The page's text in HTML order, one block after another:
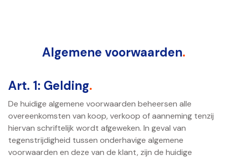
Algemene voorwaarden.
Art. 1: Gelding.
De huidige algemene voorwaarden beheersen alle
overeenkomsten van koop, verkoop of aanneming tenzij
hiervan schriftelijk wordt afgeweken. In geval van
tegenstrijdigheid tussen onderhavige algemene
voorwaarden en deze van de klant, zijn de huidige